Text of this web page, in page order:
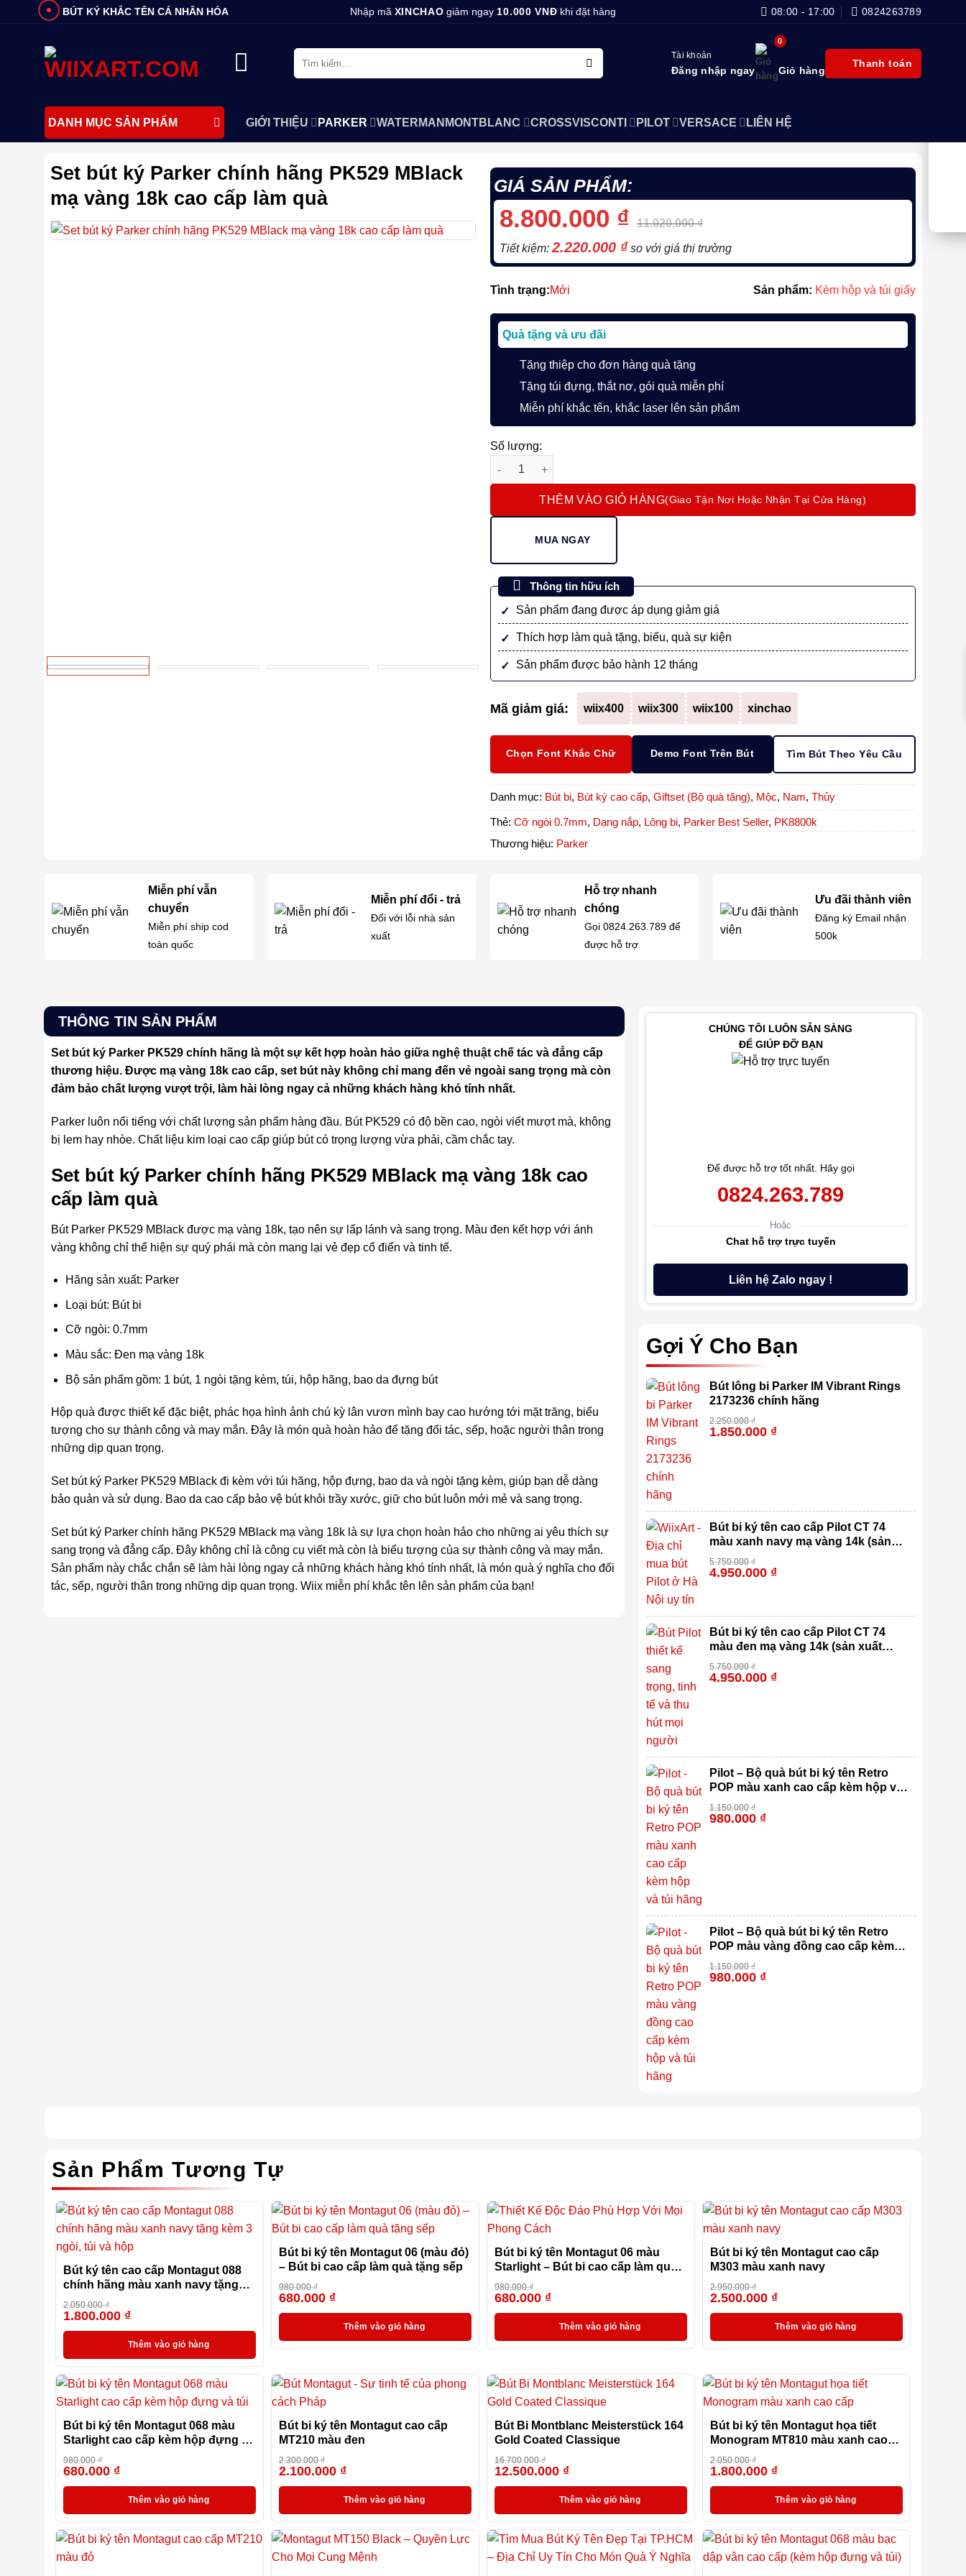
BÚT KÝ KHẮC TÊN CÁ NHÂN HÓA Nhập mã XINCHAO giảm ngay 10.000 VNĐ khi đặt hàng 08:00 - 17:00 0824263789
Tìm
kiếm:
Tài khoản
Đăng nhập ngay Giỏ hàng
Thanh toán
DANH MỤC SẢN PHẨM GIỚI THIỆU PARKER WATERMAN MONTBLANC CROSSVISCONTI PILOT VERSACE LIÊN HỆ
Set bút ký Parker chính hãng PK529 MBlack
mạ vàng 18k cao cấp làm quà
GIÁ SẢN PHẨM:
8.800.000 ₫ 11.020.000₫
Tiết kiệm: 2.220.000 ₫so với giá thị trường
Tình trạng:Mới Sản phẩm: Kèm hộp và túi giấy
Quà tặng và ưu đãi
Tặng thiệp cho đơn hàng quà tặng
Tặng túi đựng, thắt nơ, gói quà miễn phí
Miễn phí khắc tên, khắc laser lên sản phẩm
Số lượng:
Set bút ký Parker chính hãng PK529 MBlack mạ vàng 18k cao cấp làm quà số lượng
THÊM VÀO GIỎ HÀNG
MUA NGAY
Thông tin hữu ích
Sản phẩm đang được áp dụng giảm giá
Thích hợp làm quà tặng, biếu, quà sự kiện
Sản phẩm được bảo hành 12 tháng
Mã giảm giá: wiix400 wiix300 wiix100 xinchao
Chọn Font Khắc Chữ Demo Font Trên Bút Tìm Bút Theo Yêu Cầu
Danh mục: Bút bi, Bút ký cao cấp, Giftset (Bộ quà tặng), Mộc, Nam, Thủy
Thẻ: Cỡ ngòi 0.7mm, Dạng nắp, Lông bi, Parker Best Seller, PK8800k
Thương hiệu: Parker
Miễn phí vẫn
chuyển
Miễn phí ship cod
toàn quốc
Miễn phí đổi - trả
Đối với lỗi nhà sản
xuất
Hỗ trợ nhanh
chóng
Gọi 0824.263.789 để
được hỗ trợ
Ưu đãi thành viên
Đăng ký Email nhận
500k
THÔNG TIN SẢN PHẨM
Set bút ký Parker PK529 chính hãng là một sự kết hợp hoàn hảo giữa nghệ thuật chế tác và đẳng cấp
thương hiệu. Được mạ vàng 18k cao cấp, set bút này không chỉ mang đến vẻ ngoài sang trọng mà còn
đảm bảo chất lượng vượt trội, làm hài lòng ngay cả những khách hàng khó tính nhất.
Parker luôn nổi tiếng với chất lượng sản phẩm hàng đầu. Bút PK529 có độ bền cao, ngòi viết mượt mà, không
bị lem hay nhòe. Chất liệu kim loại cao cấp giúp bút có trọng lượng vừa phải, cầm chắc tay.
Set bút ký Parker chính hãng PK529 MBlack mạ vàng 18k cao
cấp làm quà
Bút Parker PK529 MBlack được mạ vàng 18k, tạo nên sự lấp lánh và sang trọng. Màu đen kết hợp với ánh
vàng không chỉ thể hiện sự quý phái mà còn mang lại vẻ đẹp cổ điển và tinh tế.
Hãng sản xuất: Parker
Loại bút: Bút bi
Cỡ ngòi: 0.7mm
Màu sắc: Đen mạ vàng 18k
Bộ sản phẩm gồm: 1 bút, 1 ngòi tặng kèm, túi, hộp hãng, bao da đựng bút
Hộp quà được thiết kế đặc biệt, phác họa hình ảnh chú kỳ lân vươn mình bay cao hướng tới mặt trăng, biểu
tượng cho sự thành công và may mắn. Đây là món quà hoàn hảo để tặng đối tác, sếp, hoặc người thân trong
những dịp quan trọng.
Set bút ký Parker PK529 MBlack đi kèm với túi hãng, hộp đựng, bao da và ngòi tặng kèm, giúp bạn dễ dàng
bảo quản và sử dụng. Bao da cao cấp bảo vệ bút khỏi trầy xước, giữ cho bút luôn mới mẻ và sang trọng.
Set bút ký Parker chính hãng PK529 MBlack mạ vàng 18k là sự lựa chọn hoàn hảo cho những ai yêu thích sự
sang trọng và đẳng cấp. Đây không chỉ là công cụ viết mà còn là biểu tượng của sự thành công và may mắn.
Sản phẩm này chắc chắn sẽ làm hài lòng ngay cả những khách hàng khó tính nhất, là món quà ý nghĩa cho đối
tác, sếp, người thân trong những dịp quan trọng. Wiix miễn phí khắc tên lên sản phẩm của bạn!
CHÚNG TÔI LUÔN SẴN SÀNG
ĐỂ GIÚP ĐỠ BẠN
Để được hỗ trợ tốt nhất. Hãy gọi
0824.263.789
Hoặc
Chat hỗ trợ trực tuyến
Liên hệ Zalo ngay !
Gợi Ý Cho Bạn
Bút lông bi Parker IM Vibrant Rings
2173236 chính hãng
2.250.000₫
1.850.000 ₫
Bút bi ký tên cao cấp Pilot CT 74
màu xanh navy mạ vàng 14k (sản
xuất 100% tại Nhật Bản)
5.750.000₫
4.950.000 ₫
Bút bi ký tên cao cấp Pilot CT 74
màu đen mạ vàng 14k (sản xuất
100% tại Nhật Bản)
5.750.000₫
4.950.000 ₫
Pilot – Bộ quà bút bi ký tên Retro
POP màu xanh cao cấp kèm hộp và
túi hãng
1.150.000₫
980.000 ₫
Pilot – Bộ quà bút bi ký tên Retro
POP màu vàng đồng cao cấp kèm
hộp và túi hãng
1.150.000₫
980.000 ₫
Sản Phẩm Tương Tự
Bút ký tên cao cấp Montagut 088
chính hãng màu xanh navy tặng
kèm 3 ngòi, túi và hộp
2.050.000₫
1.800.000 ₫
Thêm vào giỏ hàng
Bút bi ký tên Montagut 06 (màu đỏ)
– Bút bi cao cấp làm quà tặng sếp
980.000₫
680.000 ₫
Thêm vào giỏ hàng
Bút bi ký tên Montagut 06 màu
Starlight – Bút bi cao cấp làm quà
tặng sếp
980.000₫
680.000 ₫
Thêm vào giỏ hàng
Bút bi ký tên Montagut cao cấp
M303 màu xanh navy
2.950.000₫
2.500.000 ₫
Thêm vào giỏ hàng
Bút bi ký tên Montagut 068 màu
Starlight cao cấp kèm hộp đựng và
túi
980.000₫
680.000 ₫
Thêm vào giỏ hàng
Bút bi ký tên Montagut cao cấp
MT210 màu đen
2.300.000₫
2.100.000 ₫
Thêm vào giỏ hàng
Bút Bi Montblanc Meisterstück 164
Gold Coated Classique
16.700.000₫
12.500.000 ₫
Thêm vào giỏ hàng
Bút bi ký tên Montagut họa tiết
Monogram MT810 màu xanh cao
cấp
2.050.000₫
1.800.000 ₫
Thêm vào giỏ hàng